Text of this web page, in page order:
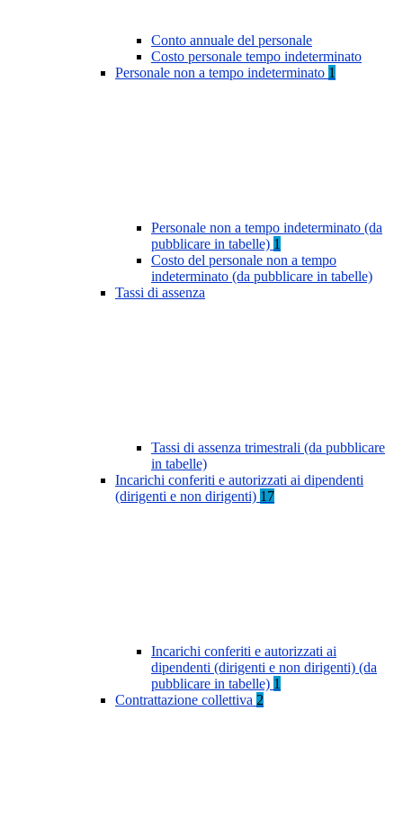
Conto annuale del personale
Costo personale tempo indeterminato
Personale non a tempo indeterminato 1
Personale non a tempo indeterminato (da
pubblicare in tabelle) 1
Costo del personale non a tempo
indeterminato (da pubblicare in tabelle)
Tassi di assenza
Tassi di assenza trimestrali (da pubblicare
in tabelle)
Incarichi conferiti e autorizzati ai dipendenti
(dirigenti e non dirigenti) 17
Incarichi conferiti e autorizzati ai
dipendenti (dirigenti e non dirigenti) (da
pubblicare in tabelle) 1
Contrattazione collettiva 2